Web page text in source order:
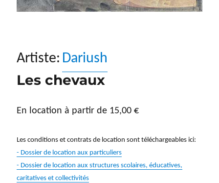
Artiste: Dariush
Les chevaux
En location à partir de 15,00€
Les conditions et contrats de location sont téléchargeables ici:
- Dossier de location aux particuliers
- Dossier de location aux structures scolaires, éducatives,
caritatives et collectivités